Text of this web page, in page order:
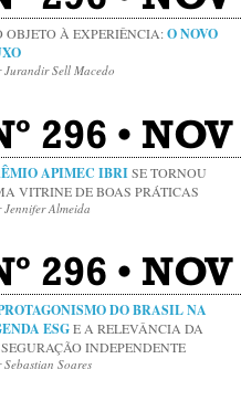
OBJETO À EXPERIÊNCIA:O NOVO
Jurandir Sell Macedo
296 •
APIMEC IBRISE TORNOU
VITRINE DE BOAS PRÁTICAS
Jennifer Almeida
296 •
DO BRASIL NA
ESGE A RELEVÂNCIA DA
INDEPENDENTE
Sebastian Soares